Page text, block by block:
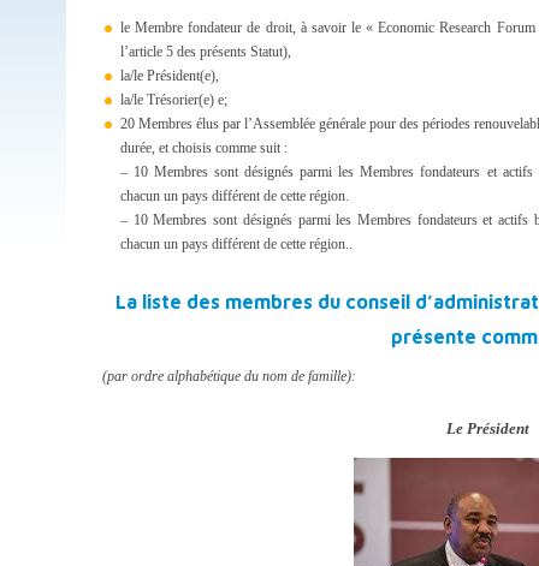
le Membre fondateur de droit, à savoir le « Economic Research
l’article 5 des présents Statut),
la/le Président(e),
la/le Trésorier(e) e;
20 Membres élus par l’Assemblée générale pour des périodes
durée, et choisis comme suit :
– 10 Membres sont désignés parmi les Membres fondateurs et actifs
chacun un pays différent de cette région.
– 10 Membres sont désignés parmi les Membres fondateurs et actifs
chacun un pays différent de cette région..
La liste des membres du conseil
présente
(par ordre alphabétique du nom de famille):
Le Président